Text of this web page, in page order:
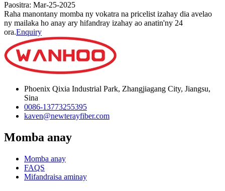
Paositra: Mar-25-2025
Raha manontany momba ny vokatra na pricelist izahay dia avelao
ny mailaka ho anay ary hifandray izahay ao anatin'ny 24
ora.Enquiry
Phoenix Qixia Industrial Park, Zhangjiagang City, Jiangsu,
Sina
0086-13773255395
kaven@newterayfiber.com
Momba anay
Momba anay
FAQS
Mifandraisa aminay